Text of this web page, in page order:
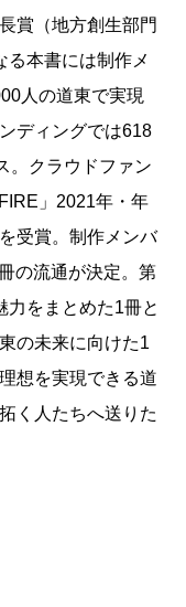
賞（地方創生部門
る本書には制作メ
人の道東で実現
ディングでは618
。クラウドファン
」2021年・年
受賞。制作メンバ
の流通が決定。第
力をまとめた1冊と
の未来に向けた1
想を実現できる道
く人たちへ送りた